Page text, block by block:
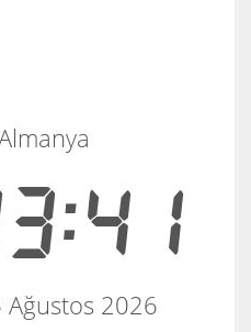
Ağustos 2026